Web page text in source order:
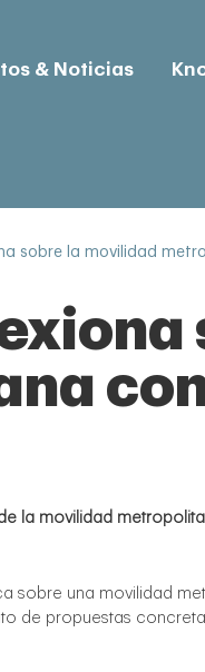
& Noticias
sobre la movilidad
la movilidad
sobre una movilidad
de propuestas